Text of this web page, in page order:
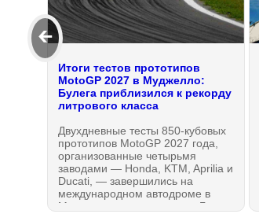
🡰
Итоги тестов прототипов
MotoGP 2027 в Муджелло:
Булега приблизился к рекорду
литрового класса
Двухдневные тесты 850-кубовых
прототипов MotoGP 2027 года,
организованные четырьмя
заводами — Honda, KTM, Aprilia и
Ducati, — завершились на
международном автодроме в
Муджелло, где проводится Гран-